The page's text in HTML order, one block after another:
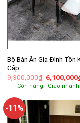
Bộ Bàn Ăn Gia Đình Tồn
Cấp
9,300,000₫ Giá
gốc
là:
6,100,000
Còn hàng - Giao nhanh
-11%